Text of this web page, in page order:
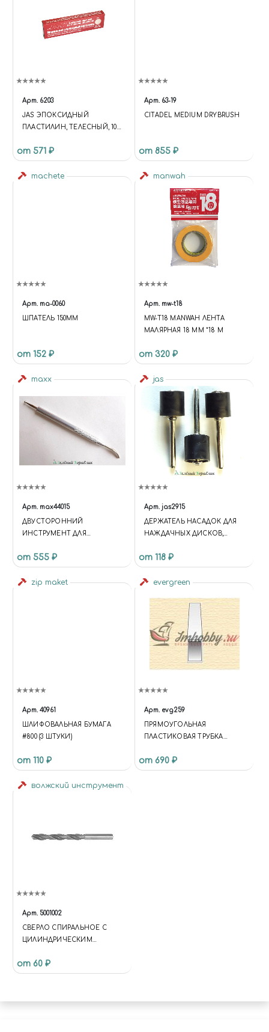
Арт. 6203
JAS ЭПОКСИДНЫЙ
ПЛАСТИЛИН, ТЕЛЕСНЫЙ, 100
от 571 ₽
Арт. 63-19
CITADEL MEDIUM DRYBRUSH
от 855 ₽
machete
Арт. ma-0060
ШПАТЕЛЬ 150ММ
от 152 ₽
manwah
Арт. mw-t18
MW-T18 MANWAH ЛЕНТА
МАЛЯРНАЯ 18 ММ *18 М
от 320 ₽
maxx
Арт. max44015
ДВУСТОРОННИЙ
ИНСТРУМЕНТ ДЛЯ
ПОЛИРОВКИ И
РЕЛЬЕФНОГО ТИСНЕНИЯ,
НАКОНЕЧНИКИ — ПРЯМОЙ
от 555 ₽
jas
Арт. jas2915
ДЕРЖАТЕЛЬ НАСАДОК ДЛЯ
НАЖДАЧНЫХ ДИСКОВ,
ММ, H 13 ММ, 3 ШТ./УП.,
БЛИСТЕР
от 118 ₽
zip maket
Арт. 40961
ШЛИФОВАЛЬНАЯ БУМАГА
#800 (3 ШТУКИ)
от 110 ₽
evergreen
Арт. evg259
ПРЯМОУГОЛЬНАЯ
ПЛАСТИКОВАЯ ТРУБКА
от 690 ₽
волжский инструмент
Арт. 5001002
СВЕРЛО СПИРАЛЬНОЕ С
ЦИЛИНДРИЧЕСКИМ
от 60 ₽